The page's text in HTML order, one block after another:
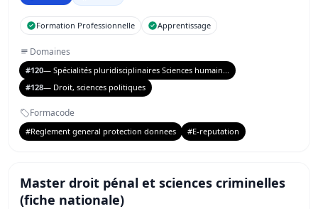
Formation Professionnelle Apprentissage
Domaines
#120— Spécialités pluridisciplinaires Sciences humain...
#128— Droit, sciences politiques
Formacode
#Reglement general protection donnees #E-reputation
Master droit pénal et sciences criminelles
(fiche nationale)